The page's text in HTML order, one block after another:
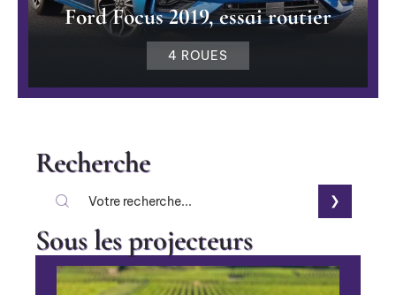
Ford Focus 2019, essai routier
4 ROUES
Recherche
Sous les projecteurs